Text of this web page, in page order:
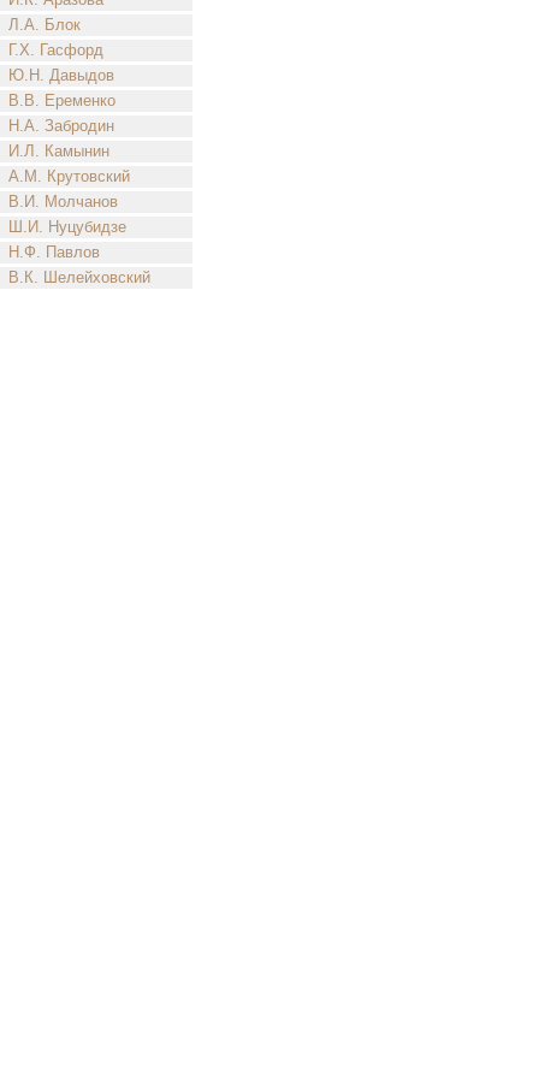
Л.А. Блок
Г.Х. Гасфорд
Ю.Н. Давыдов
В.В. Еременко
Н.А. Забродин
И.Л. Камынин
А.М. Крутовский
В.И. Молчанов
Ш.И. Нуцубидзе
Н.Ф. Павлов
В.К. Шелейховский